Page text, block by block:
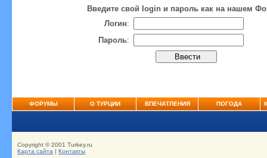
Введите свой login и пароль как на нашем
Логин:
Пароль:
ФОРУМЫ О ТУРЦИИ ВПЕЧАТЛЕНИЯ ПОГОДА
Copyright © 2001 Turkey.ru
Карта сайта | Контакты